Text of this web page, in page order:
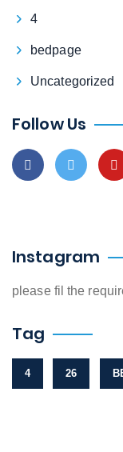
4
bedpage
Uncategorized
Follow Us
Instagram
please fil the
Tag
4 26